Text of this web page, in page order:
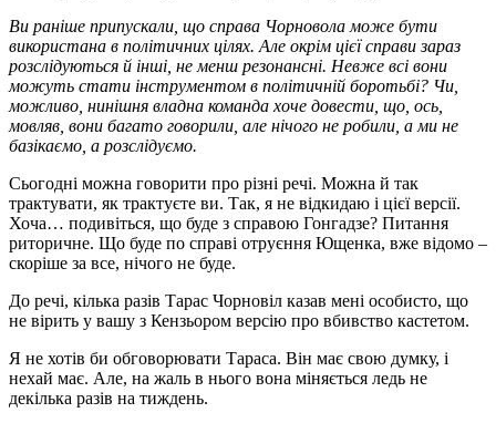
Ви раніше припускали, що справа Чорновола може бути
використана в політичних цілях. Але окрім цієї справи зараз
розслідуються й інші, не менш резонансні. Невже всі вони
можуть стати інструментом в політичній боротьбі? Чи,
можливо, нинішня владна команда хоче довести, що, ось,
мовляв, вони багато говорили, але нічого не робили, а ми не
базікаємо, а розслідуємо.
Сьогодні можна говорити про різні речі. Можна й так
трактувати, як трактуєте ви. Так, я не відкидаю і цієї версії.
Хоча… подивіться, що буде з справою Гонгадзе? Питання
риторичне. Що буде по справі отруєння Ющенка, вже відомо –
скоріше за все, нічого не буде.
До речі, кілька разів Тарас Чорновіл казав мені особисто, що
не вірить у вашу з Кензьором версію про вбивство кастетом.
Я не хотів би обговорювати Тараса. Він має свою думку, і
нехай має. Але, на жаль в нього вона міняється ледь не
декілька разів на тиждень.